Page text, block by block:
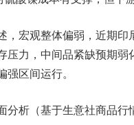
宏观整体偏弱，近期印
压力，中间品紧缺预期
强区间运行。
分析（基于生意社商品行